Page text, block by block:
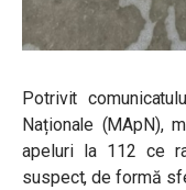
Potrivit
Naționale (MApN),
apeluri la 112 ce
suspect, de formă